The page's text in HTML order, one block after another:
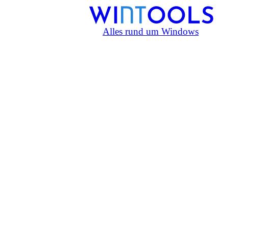
Alles rund um Windows